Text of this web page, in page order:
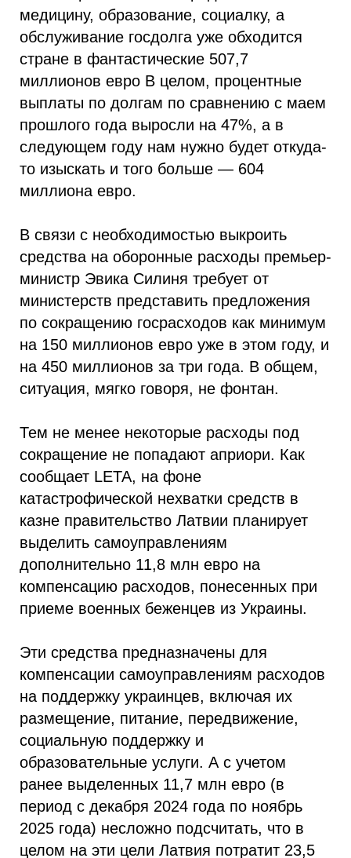
медицину, образование, социалку, а
обслуживание госдолга уже обходится
стране в фантастические 507,7
миллионов евро В целом, процентные
выплаты по долгам по сравнению с маем
прошлого года выросли на 47%, а в
следующем году нам нужно будет откуда-
то изыскать и того больше — 604
миллиона евро.
В связи с необходимостью выкроить
средства на оборонные расходы премьер-
министр Эвика Силиня требует от
министерств представить предложения
по сокращению госрасходов как минимум
на 150 миллионов евро уже в этом году, и
на 450 миллионов за три года. В общем,
ситуация, мягко говоря, не фонтан.
Тем не менее некоторые расходы под
сокращение не попадают априори. Как
сообщает LETA, на фоне
катастрофической нехватки средств в
казне правительство Латвии планирует
выделить самоуправлениям
дополнительно 11,8 млн евро на
компенсацию расходов, понесенных при
приеме военных беженцев из Украины.
Эти средства предназначены для
компенсации самоуправлениям расходов
на поддержку украинцев, включая их
размещение, питание, передвижение,
социальную поддержку и
образовательные услуги. А с учетом
ранее выделенных 11,7 млн евро (в
период с декабря 2024 года по ноябрь
2025 года) несложно подсчитать, что в
целом на эти цели Латвия потратит 23,5